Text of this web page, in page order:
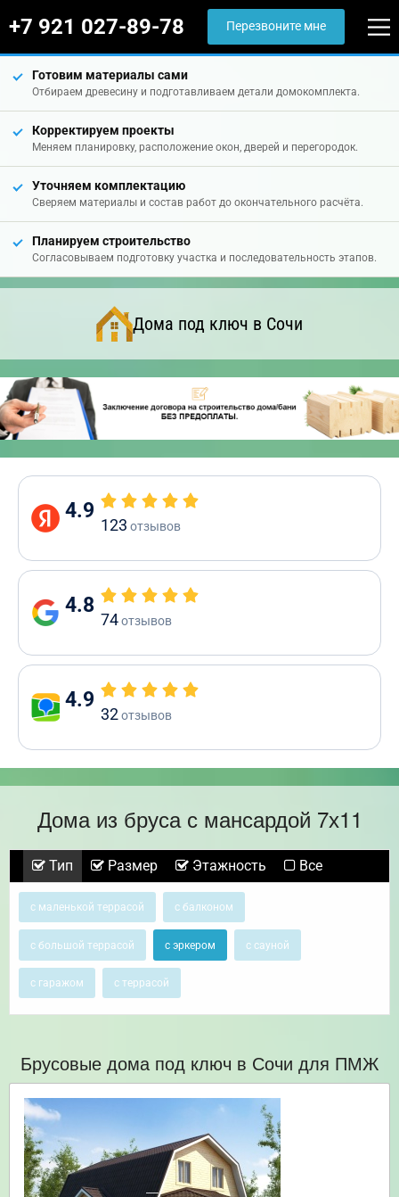
+7 921 027-89-78 Перезвоните мне
Готовим материалы сами
Отбираем древесину и подготавливаем детали домокомплекта.
Корректируем проекты
Меняем планировку, расположение окон, дверей и перегородок.
Уточняем комплектацию
Сверяем материалы и состав работ до окончательного расчёта.
Планируем строительство
Согласовываем подготовку участка и последовательность этапов.
Дома под ключ в Сочи
4.9
123 отзывов
4.8
74отзывов
4.9
32отзывов
Дома из бруса с мансардой 7х11
Тип Размер Этажность Все
с маленькой террасой с балконом
с большой террасой с эркером с сауной
с гаражом с террасой
Брусовые дома под ключ в Сочи для ПМЖ